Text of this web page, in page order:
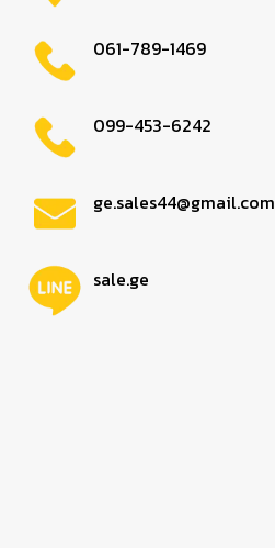
061-789-1469
099-453-6242
ge.sales44@gmail.com
sale.ge